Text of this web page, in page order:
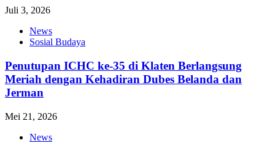
Juli 3, 2026
News
Sosial Budaya
Penutupan ICHC ke-35 di Klaten Berlangsung
Meriah dengan Kehadiran Dubes Belanda dan
Jerman
Mei 21, 2026
News